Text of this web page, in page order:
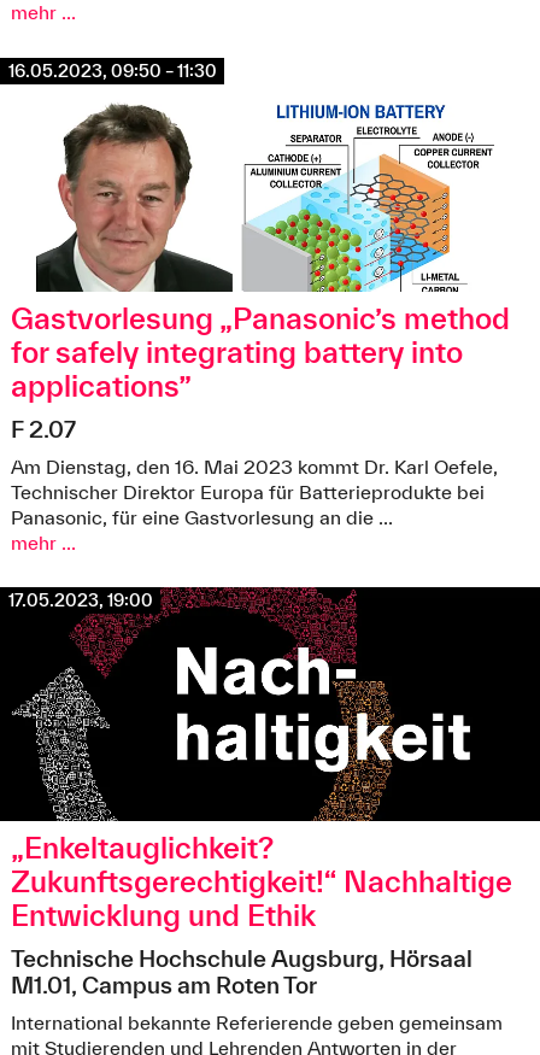
mehr ...
16.05.2023, 09:50 – 11:30
@ Karl Oefele / colourbox
Gastvorlesung „Panasonic’s method
for safely integrating battery into
applications”
F 2.07
Am Dienstag, den 16. Mai 2023 kommt Dr. Karl Oefele,
Technischer Direktor Europa für Batterieprodukte bei
Panasonic, für eine Gastvorlesung an die ...
mehr ...
17.05.2023, 19:00
„Enkeltauglichkeit?
Zukunftsgerechtigkeit!“ Nachhaltige
Entwicklung und Ethik
Technische Hochschule Augsburg, Hörsaal
M1.01, Campus am Roten Tor
International bekannte Referierende geben gemeinsam
mit Studierenden und Lehrenden Antworten in der